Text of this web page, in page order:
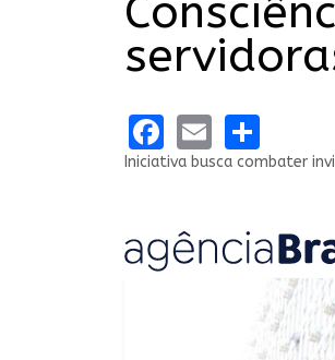
Facebook
Email
Iniciativa busca combater